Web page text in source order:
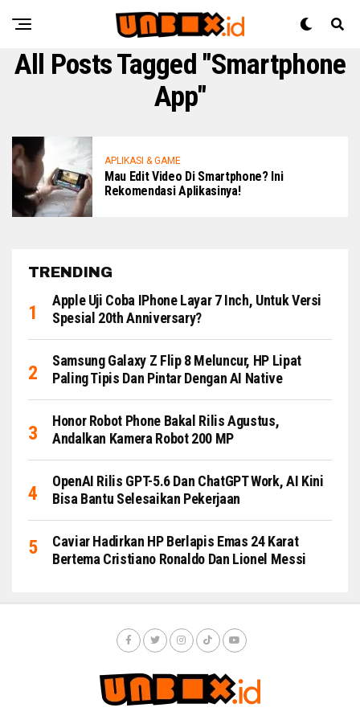
All Posts Tagged "smartphone
App"
APLIKASI & GAME
Mau Edit Video Di Smartphone? Ini
Rekomendasi Aplikasinya!
TRENDING
Apple Uji Coba IPhone Layar 7 Inch, Untuk Versi
Spesial 20th Anniversary?
Samsung Galaxy Z Flip 8 Meluncur, HP Lipat
Paling Tipis Dan Pintar Dengan AI Native
Honor Robot Phone Bakal Rilis Agustus,
Andalkan Kamera Robot 200 MP
OpenAI Rilis GPT-5.6 Dan ChatGPT Work, AI Kini
Bisa Bantu Selesaikan Pekerjaan
Caviar Hadirkan HP Berlapis Emas 24 Karat
Bertema Cristiano Ronaldo Dan Lionel Messi